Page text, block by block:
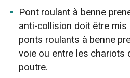
Pont roulant à benne
anti-collision doit être mis
ponts roulants à benne
voie ou entre les chariots
poutre.